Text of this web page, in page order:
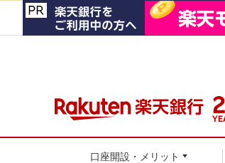
口座開設・メリット